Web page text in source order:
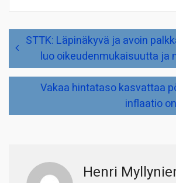
Artikkelien
selausSTTK: Läpinäkyvä ja avoin
luo oikeudenmukaisuutta ja
Vakaa hintataso kasvattaa
inflaatio
Henri